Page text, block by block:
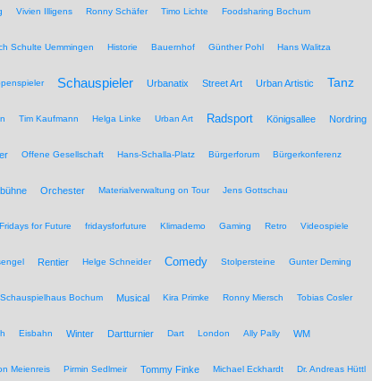
Vivien Illigens Ronny Schäfer Timo Lichte Foodsharing Bochum
Schulte Uemmingen Historie Bauernhof Günther Pohl Hans Walitza
Schauspieler Urbanatix Street Art Urban Artistic Tanz
Tim Kaufmann Helga Linke Urban Art Radsport Königsallee Nordring
Offene Gesellschaft Hans-Schalla-Platz Bürgerforum Bürgerkonferenz
Orchester Materialverwaltung on Tour Jens Gottschau
Fridays for Future fridaysforfuture Klimademo Gaming Retro Videospiele
Rentier Helge Schneider Comedy Stolpersteine Gunter Deming
Schauspielhaus Bochum Musical Kira Primke Ronny Miersch Tobias Cosler
Eisbahn Winter Dartturnier Dart London Ally Pally WM
Meienreis Pirmin Sedlmeir Tommy Finke Michael Eckhardt Dr. Andreas Hüttl